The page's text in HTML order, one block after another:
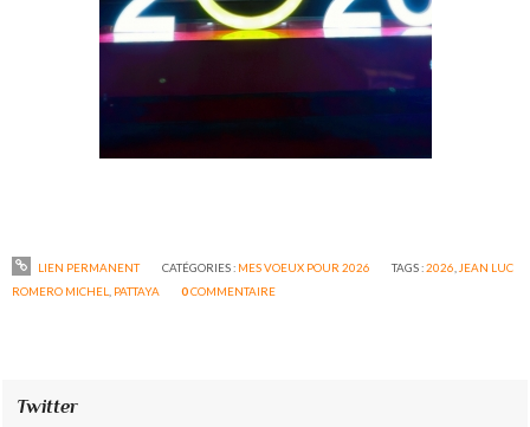
LIEN PERMANENT CATÉGORIES : MES VOEUX POUR 2026 TAGS :2026 JEAN LUC
ROMERO MICHEL
PATTAYA 0COMMENTAIRE
Twitter